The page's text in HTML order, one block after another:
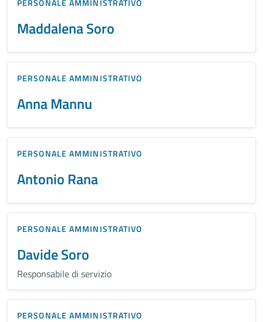
Maddalena Soro
PERSONALE AMMINISTRATIVO
Anna Mannu
PERSONALE AMMINISTRATIVO
Antonio Rana
PERSONALE AMMINISTRATIVO
Davide Soro
Responsabile di servizio
PERSONALE AMMINISTRATIVO